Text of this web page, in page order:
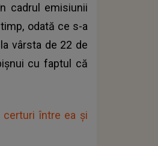
cadrul emisiunii
odată ce s-a
vârsta de 22 de
cu faptul că
certuri între ea și